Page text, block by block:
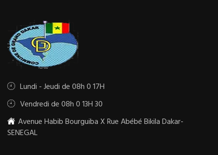
Lundi - Jeudi de 08h 0 17H
Vendredi de 08h 0 13H 30
Avenue Habib Bourguiba X Rue Abébé Bikila Dakar-
SENEGAL